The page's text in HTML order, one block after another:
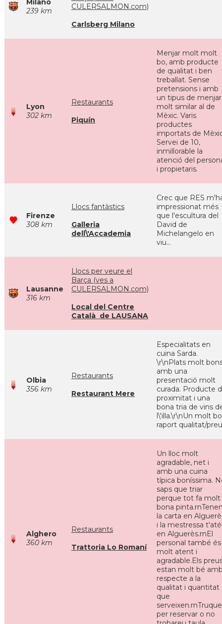
Milano
239 km
CULERSALMON.com)
Carlsberg Milano
Lyon
302 km
Restaurants
Piquín
Menjar molt molt
bo, amb producte
de qualitat i ben
treballat. Sense
pretensions i amb
un tipus de menjar
molt similar al de
Mèxic. Varis
productes
importats de
Servei de 10,
inmillorable la
atenció del
i propietaris.
Firenze
308 km
Llocs fantàstics
Galleria
dell\'Accademia
Crec que RES
impressionat més
que l'escultura del
David de
Michelangelo en
viu...
Lausanne
316 km
Llocs per veure el
Barça (ves a
CULERSALMON.com)
Local del Centre
Català de LAUSANA
Olbia
356 km
Restaurants
Restaurant Mere
Especialitats en
cuina Sarda.
\r\nPlats molt
amb una
presentació molt
curada. Producte
proximitat i una
bona tria de vins
l\'illa.\r\nUn molt
raport qualitat/preu
Alghero
360 km
Restaurants
Trattoria Lo Romaní
Un lloc molt
agradable, net i
amb una cuina
típica boníssima.
saps que triar
perque tot fa molt
bona
la carta en
i la mestressa
en Alguerès.rnEl
personal també és
molt atent i
agradable.Els
estan molt bé
respecte a la
qualitat i quantitat
que
per reservar o no